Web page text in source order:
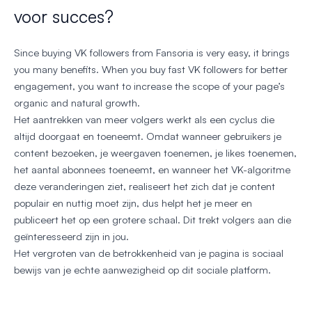
voor succes?
Since buying VK followers from Fansoria is very easy, it brings
you many benefits. When you buy fast VK followers for better
engagement, you want to increase the scope of your page’s
organic and natural growth.
Het aantrekken van meer volgers werkt als een cyclus die
altijd doorgaat en toeneemt. Omdat wanneer gebruikers je
content bezoeken, je weergaven toenemen, je likes toenemen,
het aantal abonnees toeneemt, en wanneer het VK-algoritme
deze veranderingen ziet, realiseert het zich dat je content
populair en nuttig moet zijn, dus helpt het je meer en
publiceert het op een grotere schaal. Dit trekt volgers aan die
geïnteresseerd zijn in jou.
Het vergroten van de betrokkenheid van je pagina is sociaal
bewijs van je echte aanwezigheid op dit sociale platform.